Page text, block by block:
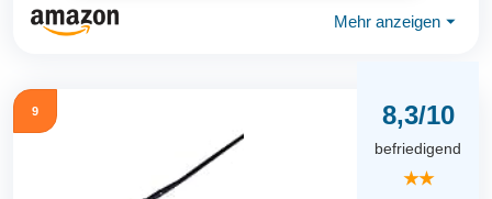
Mehr anzeigen ⏷
9 8,3/10
befriedigend
★★